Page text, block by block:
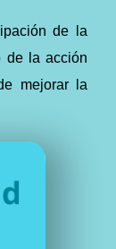
de la
de la acción
mejorar la